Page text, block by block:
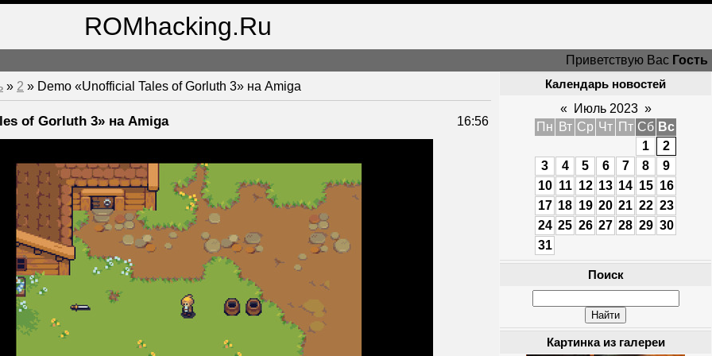
ROMhacking.Ru
Приветствую Вас Гость
» 2 » Demo «Unofficial Tales of Gorluth 3» на Amiga
of Gorluth 3» на Amiga 16:56
Календарь новостей
« Июль 2023 »
Пн
Вт Ср Чт Пт Сб Вс
1
2
3
4 5 6 7 8
9
10 11 12 13 14 15 16
17 18 19 20 21 22 23
24 25 26 27 28 29 30
31
Поиск
Картинка из галереи